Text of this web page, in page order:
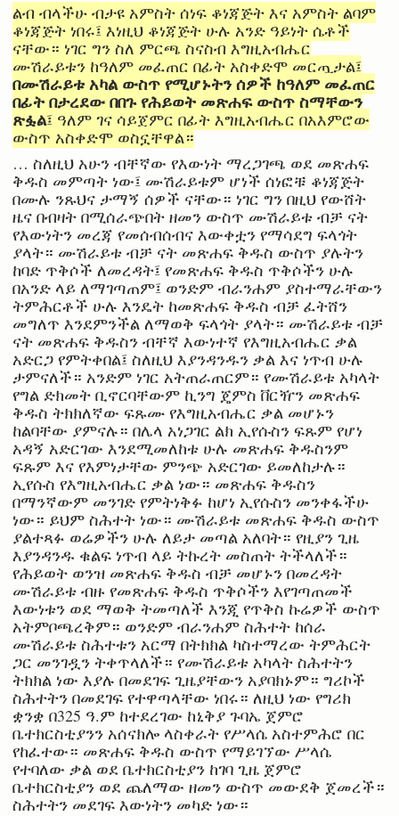
ልብ ብላችሁ ብታዩ አምስት ሰነፍ ቆነጃጅት እና አምስት ልባም
ቆነጃጅት ነበሩ፤ እነዚህ ቆነጃጅት ሁሉ አንድ ዓይነት ሴቶች
ናቸው። ነገር ግን ስለ ምርጫ ስናስብ እግዚአብሔር
ሙሽራይቱን ከዓለም መፈጠር በፊት አስቀድሞ መርጧታል፤
በሙሽራይቱ አካል ውስጥ የሚሆኑትን ሰዎች ከዓለም መፈጠር
በፊት በታረደው በበጉ የሕይወት መጽሐፍ ውስጥ ስማቸውን
ጽፏል፤ ዓለም ገና ሳይጀምር በፊት እግዚአብሔር በአእምሮው
ውስጥ አስቀድሞ ወስኗቸዋል።
… ስለዚህ አሁን ብቸኛው የእውነት ማረጋገጫ ወደ መጽሐፍ
ቅዱስ መምጣት ነው፤ ሙሽራይቱም ሆነች ሰነፎቹ ቆነጃጅት
በሙሉ ንጹህና ታማኝ ሰዎች ናቸው። ነገር ግን በዚህ የውሸት
ዜና በብዛት በሚሰራጭበት ዘመን ውስጥ ሙሽራይቱ ብቻ ናት
የእውነትን መረጃ የመሰብሰብና እውቀቷን የማሳደግ ፍላጎት
ያላት። ሙሽራይቱ ብቻ ናት መጽሐፍ ቅዱስ ውስጥ ያሉትን
ከባድ ጥቅሶች ለመረዳት፤ የመጽሐፍ ቅዱስ ጥቅሶችን ሁሉ
በአንድ ላይ ለማገጣጠም፤ ወንድም ብራንሐም ያስተማራቸውን
ትምሕርቶች ሁሉ እንዴት ከመጽሐፍ ቅዱስ ብቻ ፈትሸን
መግለጥ እንደምንችል ለማወቅ ፍላጎት ያላት። ሙሽራይቱ ብቻ
ናት መጽሐፍ ቅዱስን ብቸኛ እውነተኛ የእግዚአብሔር ቃል
አድርጋ የምትቀበል፤ ስለዚህ እያንዳንዱን ቃል እና ነጥብ ሁሉ
ታምናለች። አንድም ነገር አትጠራጠርም። የሙሽራይቱ አካላት
የግል ድክመት ቢኖርባቸውም ኪንግ ጄምስ ቨርዥን መጽሐፍ
ቅዱስ ትክክለኛው ፍጹሙ የእግዚአብሔር ቃል መሆኑን
ከልባቸው ያምናሉ። በሌላ አነጋገር ልክ ኢየሱስን ፍጹም የሆነ
አዳኝ አድርገው እንደሚመለከቱ ሁሉ መጽሐፍ ቅዱስንም
ፍጹም እና የእምነታቸው ምንጭ አድርገው ይመለከታሉ።
ኢየሱስ የእግዚአብሔር ቃል ነው። መጽሐፍ ቅዱስን
በማንኛውም መንገድ የምትነቅፉ ከሆነ ኢየሱስን መንቀፋችሁ
ነው። ይህም ስሕተት ነው። ሙሽራይቱ መጽሐፍ ቅዱስ ውስጥ
ያልተጻፉ ወሬዎችን ሁሉ ለይታ መጣል አለባት። የዚያን ጊዜ
እያንዳንዱ ቁልፍ ነጥብ ላይ ትኩረት መስጠት ትችላለች።
የሕይወት ወንዝ መጽሐፍ ቅዱስ ብቻ መሆኑን በመረዳት
ሙሽራይቱ ብዙ የመጽሐፍ ቅዱስ ጥቅሶችን እየገጣጠመች
እውነቱን ወደ ማወቅ ትመጣለች እንጂ የጥቅስ ኩሬዎች ውስጥ
አትምቦጫረቅም። ወንድም ብራንሐም ስሕተት ከሰራ
ሙሽራይቱ ስሕተቱን አርማ በትክክል ካስተማረው ትምሕርት
ጋር መንገዷን ትቀጥላለች። የሙሽራይቱ አካላት ስሕተትን
ትክክል ነው እያሉ በመደገፍ ጊዜያቸውን አያባክኑም። ግሪኮች
ስሕተትን በመደገፍ የተዋጣላቸው ነበሩ። ለዚህ ነው የግሪክ
ቋንቋ በ325 ዓ.ም ከተደረገው ከኒቅያ ጉባኤ ጀምሮ
ቤተክርስቲያንን አሰናክሎ ላስቀራት የሥላሴ አስተምሕሮ በር
የከፈተው። መጽሐፍ ቅዱስ ውስጥ የማይገኘው ሥላሴ
የተባለው ቃል ወደ ቤተክርስቲያን ከገባ ጊዜ ጀምሮ
ቤተክርስቲያን ወደ ጨለማው ዘመን ውስጥ መውደቅ ጀመረች።
ስሕተትን መደገፍ እውነትን መካድ ነው።